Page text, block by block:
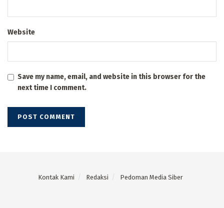
Website
Save my name, email, and website in this browser for the
next time I comment.
Kontak Kami Redaksi Pedoman Media Siber